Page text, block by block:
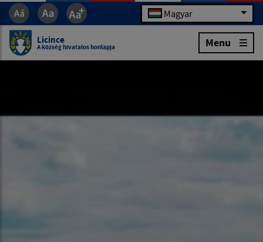
Magyar
Licince
A község hivatalos honlapja Menu